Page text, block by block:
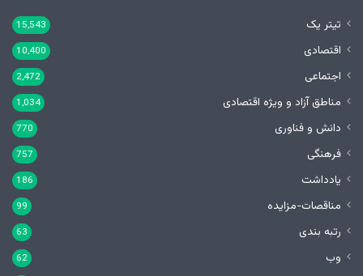
تیتر یک 15,543
اقتصادی 10,400
اجتماعی 2,472
مناطق آزاد و ویژه اقتصادی 1,034
دانش و فناوری 770
فرهنگی 757
یادداشت 186
مناقصات-مزایده 99
رتبه بندی 63
وب 62